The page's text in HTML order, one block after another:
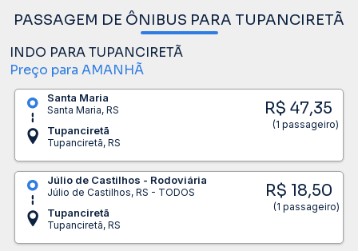
PASSAGEM DE ÔNIBUS PARA TUPANCIRETÃ
INDO PARA TUPANCIRETÃ
Preço para AMANHÃ
Santa Maria
Santa Maria, RS
Tupanciretã
Tupanciretã, RS
R$ 47,35
(1 passageiro)
Júlio de Castilhos - Rodoviária
Júlio de Castilhos, RS - TODOS
Tupanciretã
Tupanciretã, RS
R$ 18,50
(1 passageiro)